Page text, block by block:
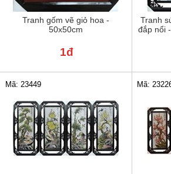
Tranh gốm vẽ giỏ hoa -
50x50cm
1đ
Tranh
đắp nổi
Mã: 23449 Mã: